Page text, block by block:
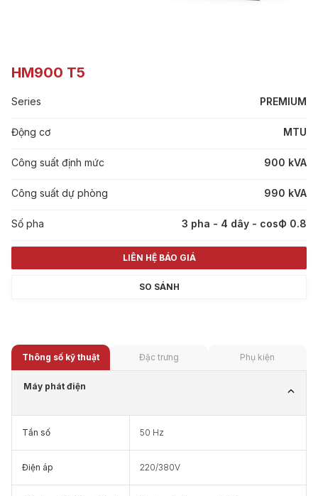
HM900 T5
Series PREMIUM
Động cơ MTU
Công suất định mức 900 kVA
Công suất dự phòng 990 kVA
Số pha 3 pha - 4 dây - cosФ 0.8
LIÊN HỆ BÁO GIÁ
SO SÁNH
Thông số kỹ thuật Đặc trưng Phụ kiện
Máy phát điện
Tần số 50 Hz
Điện áp 220/380V